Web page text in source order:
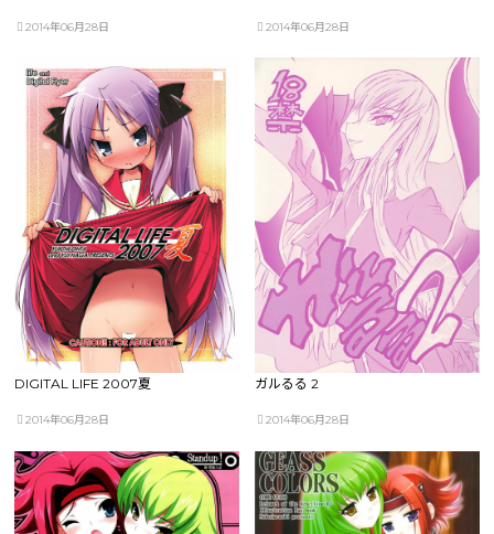
2014年06月28日 2014年06月28日
DIGITAL LIFE 2007夏
2014年06月28日
ガルるる 2
2014年06月28日